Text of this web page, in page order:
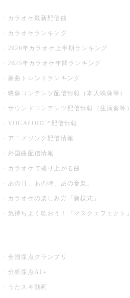
カラオケ最新配信曲
カラオケランキング
2026年カラオケ上半期ランキング
2025年カラオケ年間ランキング
新曲トレンドランキング
映像コンテンツ配信情報（本人映像等）
サウンドコンテンツ配信情報（生演奏等）
VOCALOID™配信情報
アニメソング配信情報
外国曲配信情報
カラオケで盛り上がる曲
あの日、あの時、あの音楽。
カラオケの楽しみ方『新様式』
気持ちよく歌おう！『マスクエフェクト』
全国採点グランプリ
分析採点AI＋
うたスキ動画